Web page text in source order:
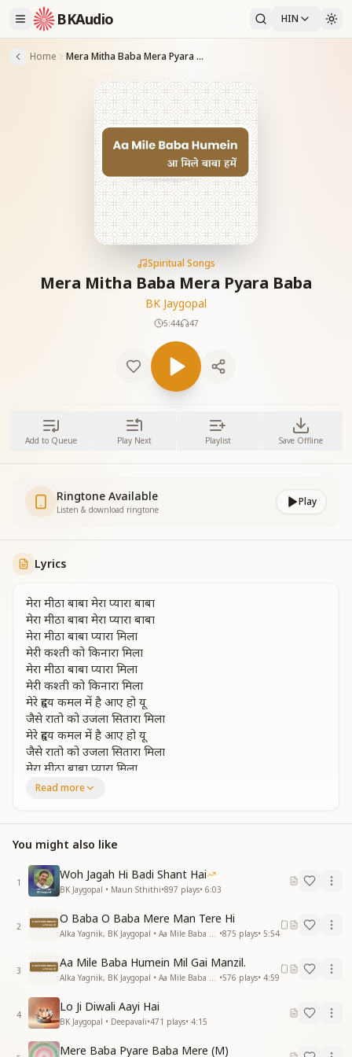
BKAudio HIN
Home Mera Mitha Baba Mera Pyara Baba
Spiritual Songs
Mera Mitha Baba Mera Pyara Baba
BK Jaygopal
5:44 47
Add to Queue Play Next Playlist Save Offline
Ringtone Available
Listen & download ringtone
Play
Lyrics
मेरा मीठा बाबा मेरा प्यारा बाबा
मेरा मीठा बाबा मेरा प्यारा बाबा
मेरा मीठा बाबा प्यारा मिला
मेरी कश्ती को किनारा मिला
मेरा मीठा बाबा प्यारा मिला
मेरी कश्ती को किनारा मिला
मेरे हृदय कमल में है आए हो यू
जैसे रातो को उजला सितारा मिला
मेरे हृदय कमल में है आए हो यू
जैसे रातो को उजला सितारा मिला
मेरा मीठा बाबा प्यारा मिला
मेरी कश्ती को किनारा मिला
मैंने नगमा इलाही गा लिया
मैंने सुखो का सागर पा लिया
मैंने नगमा इलाही गा लिया
तेरी बाहो में ओ जादूगर
मुझे आस्मा अब सारा मिला
तेरी बाहो में ओ जादूगर
मुझे आस्मा अब सारा मिला
मेरा मीठा बाबा प्यारा मिला
मेरी कश्ती को किनारा मिला
ये सच्चे प्रेम के धागे है
मेरे जनमो के पुण्य जागे है
ये सच्चे प्रेम के धागे है
मेरे जनमो के पुण्य जागे है
मुझे कल्प कल्प अा मिलता जो
Read more
You might also like
1
Woh Jagah Hi Badi Shant Hai
BK Jaygopal • Maun Sthithi•897 plays• 6:03
2
O Baba O Baba Mere Man Tere Hi
•875 plays• 5:54
3
Aa Mile Baba Humein Mil Gai Manzil.
•576 plays• 4:59
4
Lo Ji Diwali Aayi Hai
BK Jaygopal • Deepavali•471 plays• 4:15
Mere Baba Pyare Baba Mere (M)